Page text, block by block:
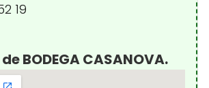
19
BODEGA CASANOVA.